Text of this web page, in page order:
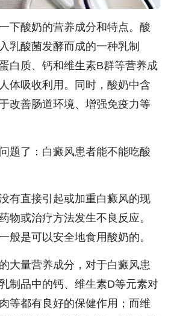
下酸奶的营养成分和特点。酸
乳酸菌发酵而成的一种乳制
白质、钙和维生素B群等营养成
体吸收利用。同时，酸奶中含
改善肠道环境、增强免疫力等
题了：白癜风患者能不能吃酸
有直接引起或加重白癜风的现
物或治疗方法发生不良反应。
般是可以安全地食用酸奶的。
大量营养成分，对于白癜风患
制品中的钙、维生素D等元素对
等都有良好的保健作用；而维